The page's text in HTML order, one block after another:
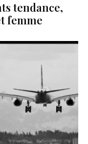
tendance,
femme